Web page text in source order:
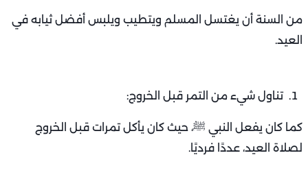
من السنة أن يغتسل المسلم ويتطيب ويلبس أفضل ثيابه في
العيد.
تناول شيء من التمر قبل الخروج:
كما كان يفعل النبي ﷺ، حيث كان يأكل تمرات قبل الخروج
لصلاة العيد، عددًا فرديًا.